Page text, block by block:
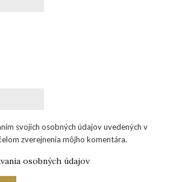
svojich osobných údajov uvedených v
zverejnenia môjho komentára.
osobných údajov